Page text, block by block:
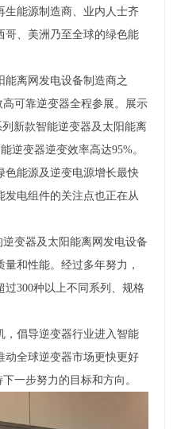
生能源制造商、业内人士齐
哥、美洲乃至全球的绿色能
离网发电设备制造商之
可靠逆变器全程参展。展示
新款智能逆变器及太阳能离
逆变器逆变效率高达95%。
能源及逆变电源增长最快
发电组件的关注点也正在从
变器及太阳能离网发电设备
和性能。经过多年努力，
300种以上不同系列、规格
倡导逆变器行业进入智能
动全球逆变器市场更快更好
一步努力的目标和方向。